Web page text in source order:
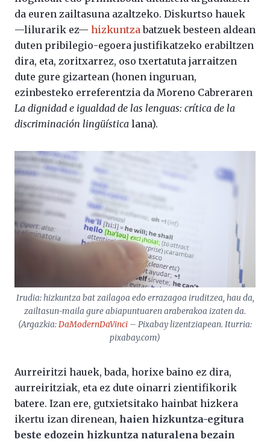
da euren zailtasuna azaltzeko. Diskurtso hauek
—lilurarik ez— hizkuntzabatzuek besteen aldean
duten pribilegio-egoera justifikatzeko erabiltzen
dira, eta, zoritxarrez, oso txertatuta jarraitzen
dute gure gizartean (honen inguruan,
ezinbesteko erreferentzia da Moreno Cabreraren
La dignidad e igualdad de las lenguas: crítica de la
discriminación lingüística lana).
Irudia: hizkuntza bat zailagoa edo errazagoa iruditzea, hau da,
zailtasun-maila gure abiapuntuaren araberakoa izaten da.
(Argazkia:DaModernDaVinci – Pixabay lizentziapean. Iturria:
pixabay.com)
Aurreiritzi hauek, bada, horixe baino ez dira,
aurreiritziak, eta ez dute oinarri zientifikorik
batere. Izan ere, gutxietsitako hainbat hizkera
ikertu izan direnean, haien hizkuntza-egitura
beste edozein hizkuntza naturalena bezain